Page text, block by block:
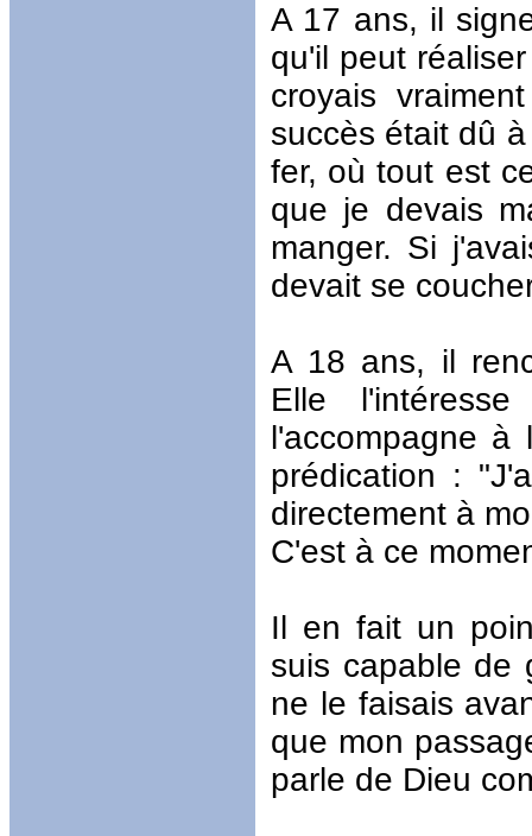
A 17 ans, il
qu'il peut
croyais
succès était dû
fer, où tout est
que je devais
manger. Si
devait se
A 18 ans, il
Elle
l'accompagne
prédication :
directement à
C'est à ce
Il en fait un
suis capable de
ne le faisais
que mon
parle de Dieu